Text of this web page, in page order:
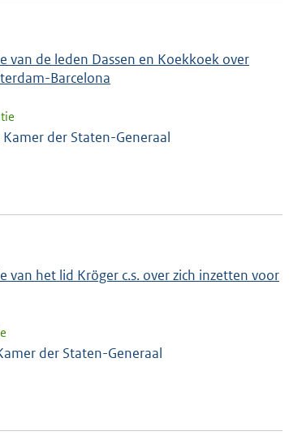
de leden Dassen en Koekkoek over
Barcelona
Kamer der Staten-Generaal
het lid Kröger c.s. over zich inzetten voor
der Staten-Generaal